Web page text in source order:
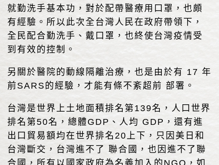
就勤洗手基本功，對於配帶醫療用口罩，也頗
有經驗。所以此次全台灣人民在政府帶領下，
全民配合勤洗手、戴口罩，也終使台灣疫情受
到有效的控制。
另關於醫院的動線隔離治療，也是由於有 17 年
前SARS的經驗，才能有條不紊超前 部署。
台灣是世界上土地面積排名第139名，人口世界
排名第50名，總體GDP、人均 GDP，還有進
出口貿易額均在世界排名20上下，只因美日和
台灣斷交，台灣進不了 聯合國，也因進不了聯
合國，所有以國家政府為名義加入的NGO，如